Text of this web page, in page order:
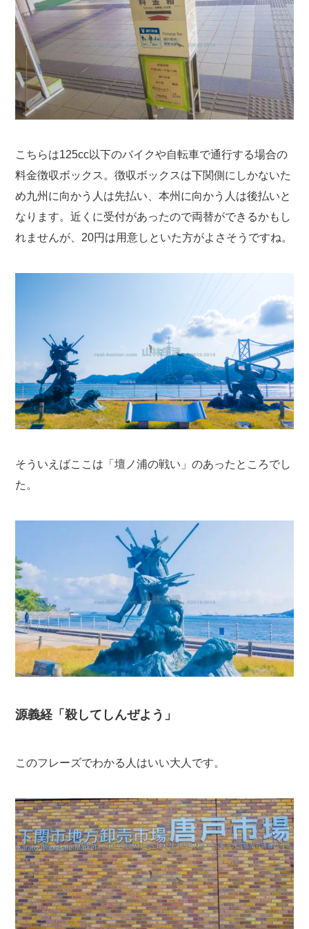
こちらは125cc以下のバイクや自転車で通行する場合の
料金徴収ボックス。徴収ボックスは下関側にしかないた
め九州に向かう人は先払い、本州に向かう人は後払いと
なります。近くに受付があったので両替ができるかもし
れませんが、20円は用意しといた方がよさそうですね。
そういえばここは「壇ノ浦の戦い」のあったところでし
た。
源義経「殺してしんぜよう」
このフレーズでわかる人はいい大人です。